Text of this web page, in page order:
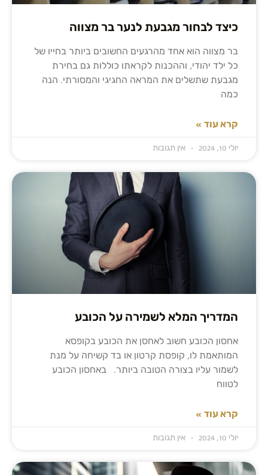
כיצד לבחור מגבעת לנער בר מצווה
בר מצווה הוא אחד מהרגעים החשובים ביותר בחייו של
כל ילד יהודי, וההכנות לקראתו כוללות גם בחירת
מגבעת שתשלים את המראה החגיגי והמסורתי. הנה
כמה
קרא עוד »
יולי 10, 2024 אין תגובות
המדריך המלא לשמירה על הכובע
אחסון הכובע חשוב לאחסן את הכובע בקופסא
המותאמת לו, קופסת קרטון או בד קשיחה על מנת
לשמור עליו בצורה הטובה ביותר. באחסון הכובע
לטווח
קרא עוד »
יולי 10, 2024 אין תגובות